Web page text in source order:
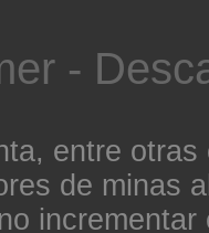
-
entre
de minas